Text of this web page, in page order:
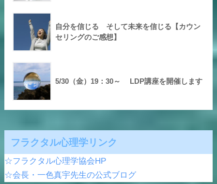
自分を信じる そして未来を信じる【カウン
セリングのご感想】
5/30（金）19：30～ LDP講座を開催します
フラクタル心理学リンク
☆フラクタル心理学協会HP
☆会長・一色真宇先生の公式ブログ